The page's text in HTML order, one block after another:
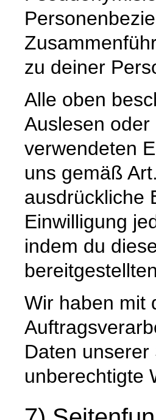
zu deiner
Alle oben
Auslesen
verwendeten
uns gemäß
ausdrückliche
Einwilligung
indem du
Wir haben mit
Daten
unberechtigte